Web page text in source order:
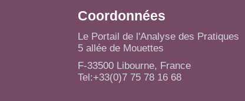
Coordonnées
Le Portail de l'Analyse des Pratiques
5 allée de Mouettes
F-33500 Libourne, France
Tel:+33(0)7 75 78 16 68